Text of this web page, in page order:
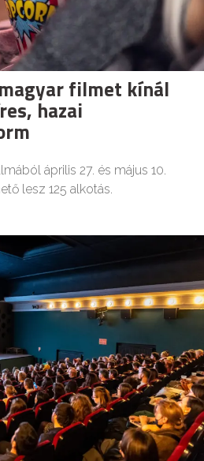
filmet kínál
hazai
április 27. és május 10.
lesz 125 alkotás.